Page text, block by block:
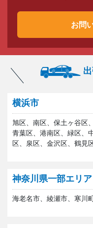
お問
横浜市
旭区、南区、保土ヶ谷区
青葉区、港南区、緑区、
区、泉区、金沢区、鶴見
神奈川県一部エリア
海老名市、綾瀬市、寒川